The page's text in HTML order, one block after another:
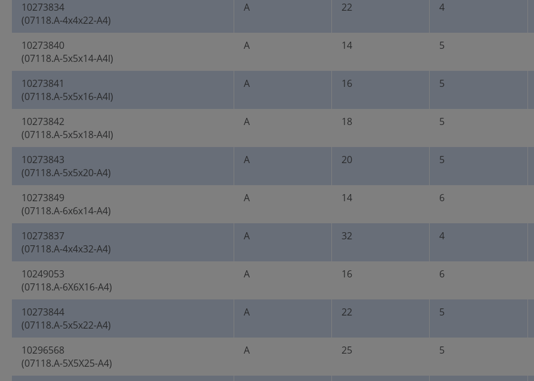
10273834
(07118.A-4x4x22-A4)
A 22 4
10273840
(07118.A-5x5x14-A4I)
A 14 5
10273841
(07118.A-5x5x16-A4I)
A 16 5
10273842
(07118.A-5x5x18-A4I)
A 18 5
10273843
(07118.A-5x5x20-A4)
A 20 5
10273849
(07118.A-6x6x14-A4)
A 14 6
10273837
(07118.A-4x4x32-A4)
A 32 4
10249053
(07118.A-6X6X16-A4)
A 16 6
10273844
(07118.A-5x5x22-A4)
A 22 5
10296568
(07118.A-5X5X25-A4)
A 25 5